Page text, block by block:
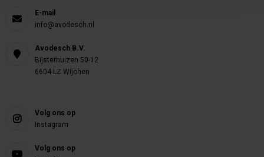
E-mail
info@avodesch.nl
Avodesch B.V.
Bijsterhuizen 50-12
6604 LZ Wijchen
Volg ons op
Instagram
Volg ons op